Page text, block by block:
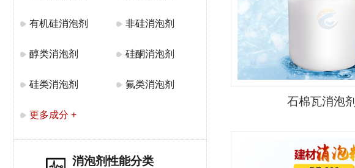
有机硅消泡剂 非硅消泡剂
醇类消泡剂 硅酮消泡剂
硅类消泡剂 氟类消泡剂
更多成分 +
消泡剂性能分类
石棉瓦消泡剂